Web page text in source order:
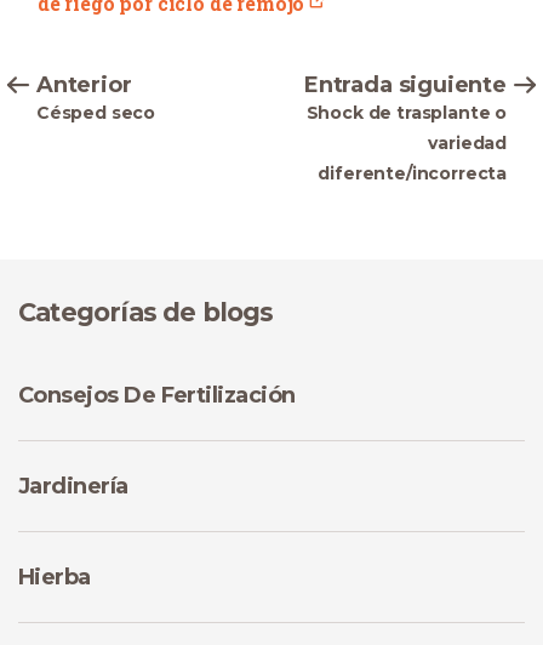
Anterior
Césped seco
Entrada siguiente
Shock de trasplante o
variedad
diferente/incorrecta
Categorías de blogs
Consejos De Fertilización
Jardinería
Hierba